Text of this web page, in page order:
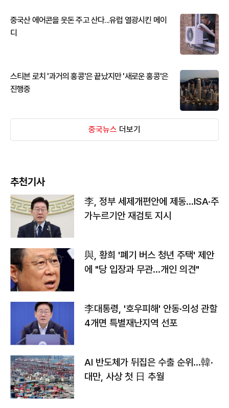
중국산 에어콘을 웃돈 주고 산다...유럽 열광시킨 메이
디
스티븐 로치 '과거의 홍콩'은 끝났지만 '새로운 홍콩'은
진행중
중국뉴스 더보기
추천기사
李, 정부 세제개편안에 제동…ISA·주
가누르기안 재검토 지시
與, 황희 '폐기 버스 청년 주택' 제안
에 "당 입장과 무관…개인 의견"
李대통령, '호우피해' 안동·의성 관할
4개면 특별재난지역 선포
AI 반도체가 뒤집은 수출 순위…韓·
대만, 사상 첫 日 추월